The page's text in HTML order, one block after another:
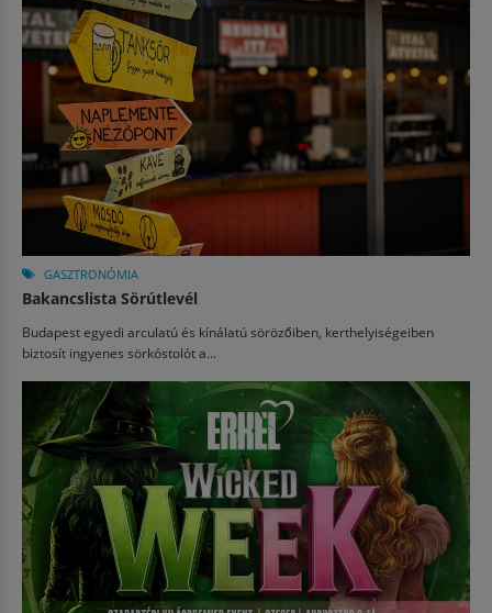
GASZTRONÓMIA
Bakancslista Sörútlevél
Budapest egyedi arculatú és kínálatú sörözőiben, kerthelyiségeiben
biztosít ingyenes sörkóstolót a...